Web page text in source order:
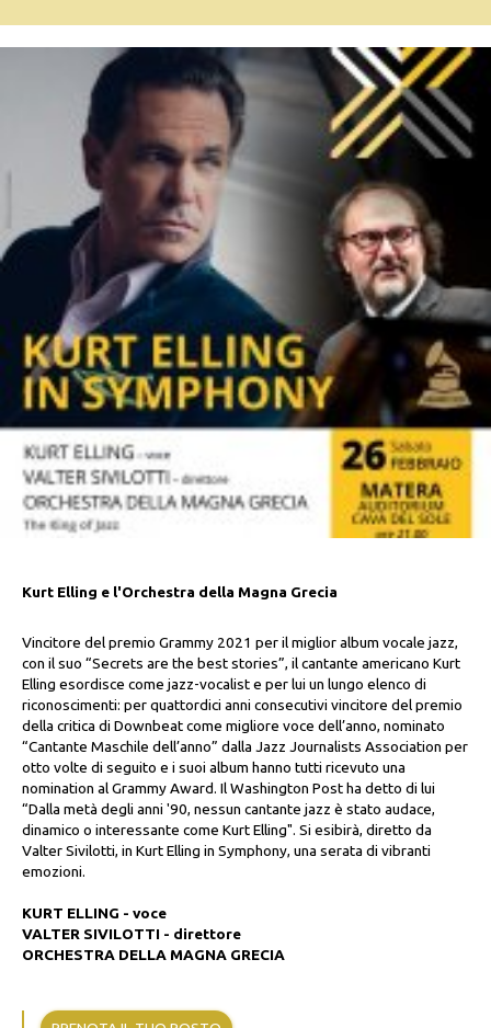
Kurt Elling e l'Orchestra della Magna Grecia
Vincitore del premio Grammy 2021 per il miglior album vocale jazz,
con il suo “Secrets are the best stories”, il cantante americano Kurt
Elling esordisce come jazz-vocalist e per lui un lungo elenco di
riconoscimenti: per quattordici anni consecutivi vincitore del premio
della critica di Downbeat come migliore voce dell’anno, nominato
“Cantante Maschile dell’anno” dalla Jazz Journalists Association per
otto volte di seguito e i suoi album hanno tutti ricevuto una
nomination al Grammy Award. Il Washington Post ha detto di lui
“Dalla metà degli anni '90, nessun cantante jazz è stato audace,
dinamico o interessante come Kurt Elling". Si esibirà, diretto da
Valter Sivilotti, in Kurt Elling in Symphony, una serata di vibranti
emozioni.
KURT ELLING - voce
VALTER SIVILOTTI - direttore
ORCHESTRA DELLA MAGNA GRECIA